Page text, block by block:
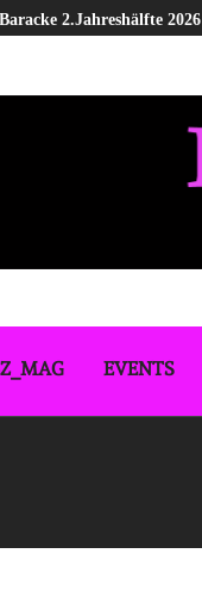
2.Jahreshälfte 2026
EVENTS